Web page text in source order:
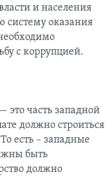
и населения
систему оказания
с коррупцией.
это часть западной
должно строиться
есть – западные
быть
должно